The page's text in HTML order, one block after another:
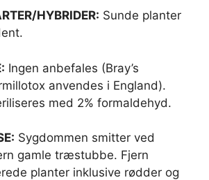
HYBRIDER: Sunde planter
Ingen anbefales (Bray’s
anvendes i England).
med 2% formaldehyd.
Sygdommen smitter ved
gamle træstubbe. Fjern
planter inklusive rødder og